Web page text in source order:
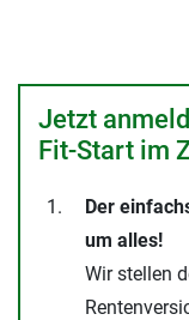
Jetzt
Fit-Start im
Der
um alles!
Wir stellen